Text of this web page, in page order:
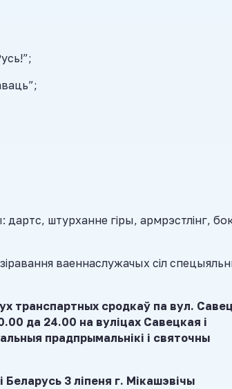
штурханне гіры, армрэстлінг,
ваеннаслужачых сіл
транспартных сродкаў па вул.
да 24.00 на вуліцах Савецкая і
прадпрымальнікі і святочны
3 ліпеня г. Мікашэвічы